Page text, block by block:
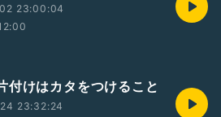
23:00:04
けはカタをつけること
23:32:24